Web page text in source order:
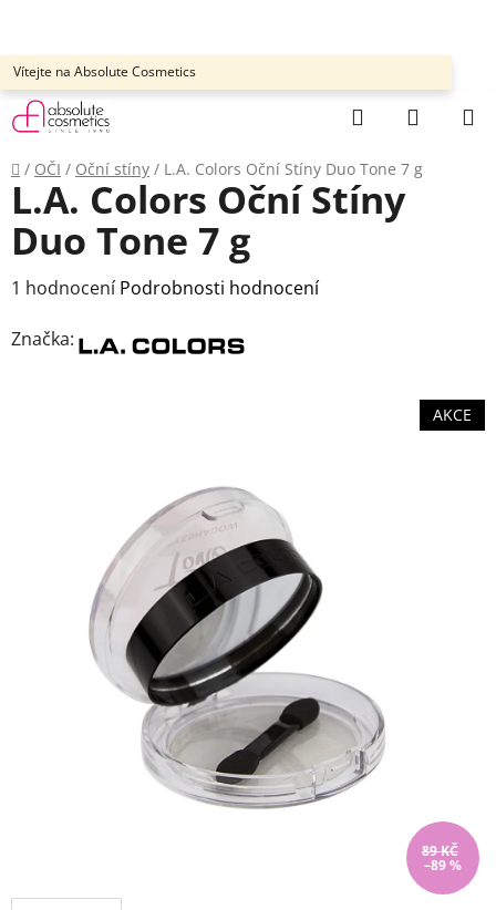
obsah
Vítejte na Absolute Cosmetics
Hledat
Domů
/ OČI / Oční stíny / L.A. Colors Oční Stíny Duo Tone 7 g
L.A. Colors Oční Stíny
Duo Tone 7 g
Průměrné
produktu
1 hodnocení Podrobnosti hodnocení
Značka:
AKCE
89 KČ
–89 %